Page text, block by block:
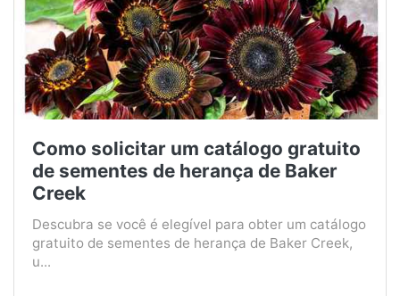
Como solicitar um catálogo gratuito
de sementes de herança de Baker
Creek
Descubra se você é elegível para obter um catálogo
gratuito de sementes de herança de Baker Creek,
u...